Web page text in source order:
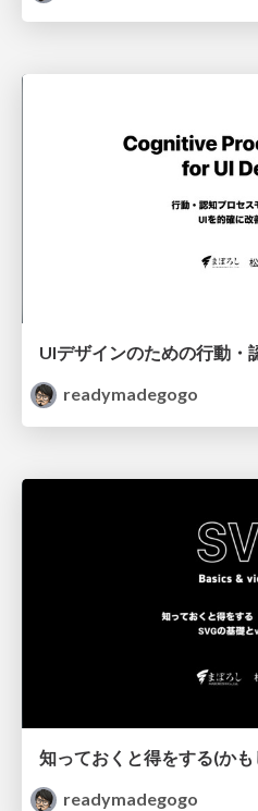
UIデザインのための行動・
readymadegogo
readymadegogo